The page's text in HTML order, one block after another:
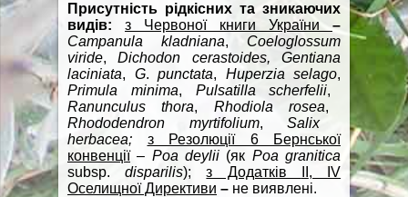
Присутність рідкісних та зникаючих
видів: з Червоної книги України –
Campanula kladniana, Coeloglossum
viride,Dichodon cerastoides, Gentiana
laciniata, G. punctata, Huperzia selago,
Primula minima, Pulsatilla scherfelii,
Ranunculus thora, Rhodiola rosea,
Rhododendron myrtifolium, Salix
herbacea; з Резолюції 6 Бернської
конвенції– Poa deylii (як Poa granitica
subsp.disparilis);з Додатків ,
IV
Оселищної Директиви – не виявлені.